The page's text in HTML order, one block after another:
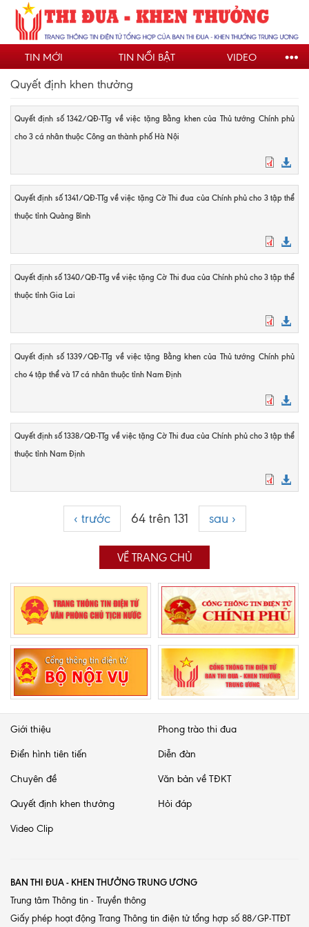
Nhảy
đến
nội
dungTIN MỚI TIN NỔI BẬT VIDEO
Quyết định khen thưởng
Quyết định số 1342/QĐ-TTg về việc tặng Bằng khen của Thủ tướng Chính phủ
cho 3 cá nhân thuộc Công an thành phố Hà Nội
Quyết định số 1341/QĐ-TTg về việc tặng Cờ Thi đua của Chính phủ cho 3 tập thể
thuộc tỉnh Quảng Bình
Quyết định số 1340/QĐ-TTg về việc tặng Cờ Thi đua của Chính phủ cho 3 tập thể
thuộc tỉnh Gia Lai
Quyết định số 1339/QĐ-TTg về việc tặng Bằng khen của Thủ tướng Chính phủ
cho 4 tập thể và 17 cá nhân thuộc tỉnh Nam Định
Quyết định số 1338/QĐ-TTg về việc tặng Cờ Thi đua của Chính phủ cho 3 tập thể
thuộc tỉnh Nam Định
‹ trước 64 trên 131 sau ›
VỀ TRANG CHỦ
Giới thiệu Phong trào thi đua
Điển hình tiên tiến Diễn đàn
Chuyên đề Văn bản về TĐKT
Quyết định khen thưởng Hỏi đáp
Video Clip
BAN THI ĐUA - KHEN THƯỞNG TRUNG ƯƠNG
Trung tâm Thông tin - Truyền thông
Giấy phép hoạt động Trang Thông tin điện tử tổng hợp số 88/GP-TTĐT